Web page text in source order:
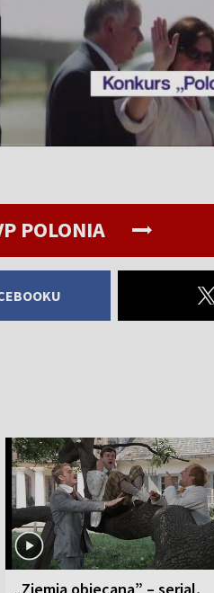
POLONIA
„Ziemia obiecana” – serial,